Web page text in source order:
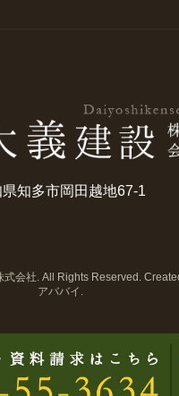
知多市岡田越地67-1
会社. All Rights Reserved.
アババイ .